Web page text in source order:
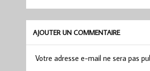
AJOUTER UN COMMENTAIRE
Votre adresse e-mail ne sera pas